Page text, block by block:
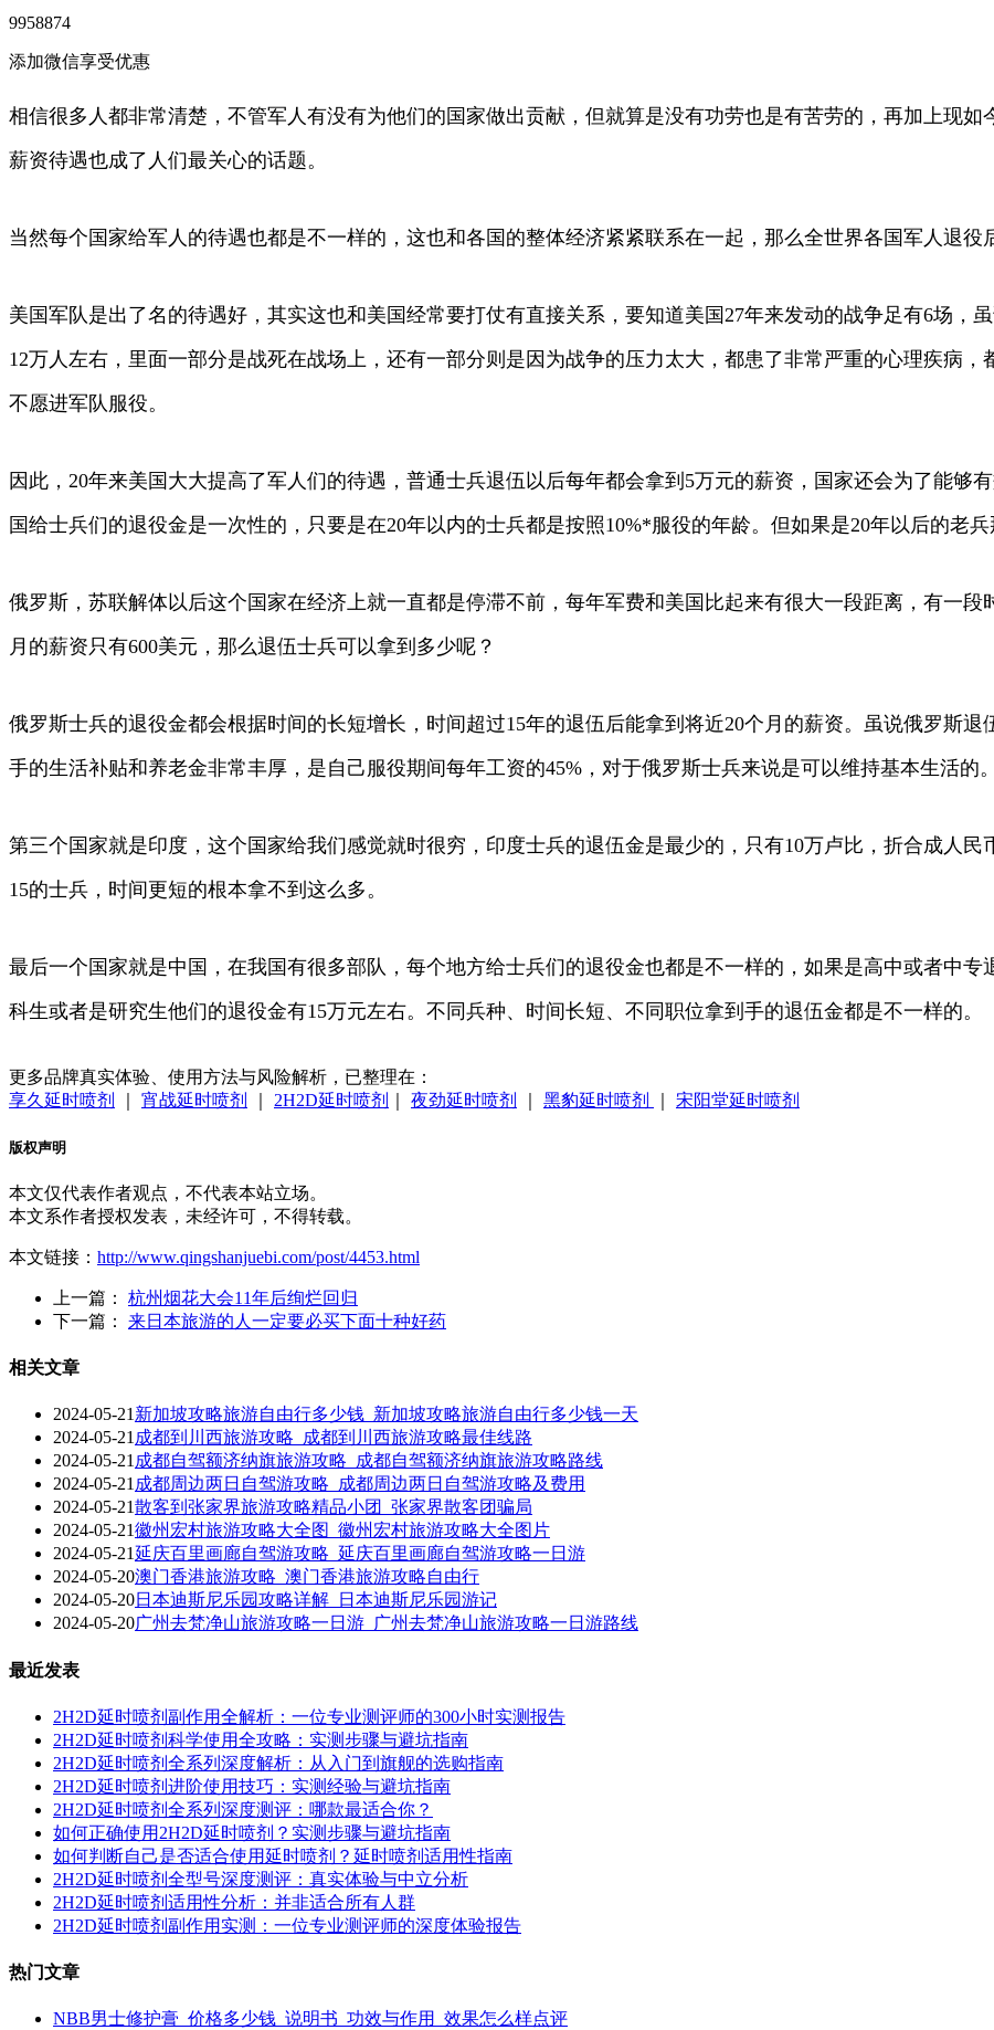
9958874
添加微信享受优惠
相信很多人都非常清楚，不管军人有没有为他们的国家做出贡献，但就算是没有功劳也是有苦劳的，再加上现
薪资待遇也成了人们最关心的话题。
当然每个国家给军人的待遇也都是不一样的，这也和各国的整体经济紧紧联系在一起，那么全世界各国军人退役
美国军队是出了名的待遇好，其实这也和美国经常要打仗有直接关系，要知道美国27年来发动的战争足有6场，
12万人左右，里面一部分是战死在战场上，还有一部分则是因为战争的压力太大，都患了非常严重的心理疾病
不愿进军队服役。
因此，20年来美国大大提高了军人们的待遇，普通士兵退伍以后每年都会拿到5万元的薪资，国家还会为了能够
国给士兵们的退役金是一次性的，只要是在20年以内的士兵都是按照10%*服役的年龄。但如果是20年以后的老兵
俄罗斯，苏联解体以后这个国家在经济上就一直都是停滞不前，每年军费和美国比起来有很大一段距离，有一
月的薪资只有600美元，那么退伍士兵可以拿到多少呢？
俄罗斯士兵的退役金都会根据时间的长短增长，时间超过15年的退伍后能拿到将近20个月的薪资。虽说俄罗斯
手的生活补贴和养老金非常丰厚，是自己服役期间每年工资的45%，对于俄罗斯士兵来说是可以维持基本生活的。
第三个国家就是印度，这个国家给我们感觉就时很穷，印度士兵的退伍金是最少的，只有10万卢比，折合成人
15的士兵，时间更短的根本拿不到这么多。
最后一个国家就是中国，在我国有很多部队，每个地方给士兵们的退役金也都是不一样的，如果是高中或者中
科生或者是研究生他们的退役金有15万元左右。不同兵种、时间长短、不同职位拿到手的退伍金都是不一样的。
更多品牌真实体验、使用方法与风险解析，已整理在：
享久延时喷剂
宵战延时喷剂 2H2D延时喷剂 夜劲延时喷剂 黑豹延时喷剂 宋阳堂延时喷剂
版权声明
本文仅代表作者观点，不代表本站立场。
本文系作者授权发表，未经许可，不得转载。
本文链接： http://www.qingshanjuebi.com/post/4453.html
上一篇： 杭州烟花大会11年后绚烂回归
下一篇： 来日本旅游的人一定要必买下面十种好药
相关文章
2024-05-21 新加坡攻略旅游自由行多少钱_新加坡攻略旅游自由行多少钱一天
2024-05-21 成都到川西旅游攻略_成都到川西旅游攻略最佳线路
2024-05-21 成都自驾额济纳旗旅游攻略_成都自驾额济纳旗旅游攻略路线
2024-05-21 成都周边两日自驾游攻略_成都周边两日自驾游攻略及费用
2024-05-21散客到张家界旅游攻略精品小团_张家界散客团骗局
2024-05-21徽州宏村旅游攻略大全图_徽州宏村旅游攻略大全图片
2024-05-21延庆百里画廊自驾游攻略_延庆百里画廊自驾游攻略一日游
2024-05-20澳门香港旅游攻略_澳门香港旅游攻略自由行
2024-05-20日本迪斯尼乐园攻略详解_日本迪斯尼乐园游记
2024-05-20广州去梵净山旅游攻略一日游_广州去梵净山旅游攻略一日游路线
最近发表
2H2D延时喷剂副作用全解析：一位专业测评师的300小时实测报告
2H2D延时喷剂科学使用全攻略：实测步骤与避坑指南
2H2D延时喷剂全系列深度解析：从入门到旗舰的选购指南
2H2D延时喷剂进阶使用技巧：实测经验与避坑指南
2H2D延时喷剂全系列深度测评：哪款最适合你？
如何正确使用2H2D延时喷剂？实测步骤与避坑指南
如何判断自己是否适合使用延时喷剂？延时喷剂适用性指南
2H2D延时喷剂全型号深度测评：真实体验与中立分析
2H2D延时喷剂适用性分析：并非适合所有人群
2H2D延时喷剂副作用实测：一位专业测评师的深度体验报告
热门文章
NBB男士修护膏_价格多少钱_说明书_功效与作用_效果怎么样点评